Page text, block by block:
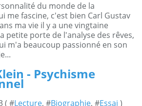
du monde de la
me fascine, c'est bien Carl Gustav
ma vie il y a une vingtaine
petite porte de l'analyse des rêves,
m'a beaucoup passionné en son
- Psychisme
( #Lecture, #Biographie, #Essai )